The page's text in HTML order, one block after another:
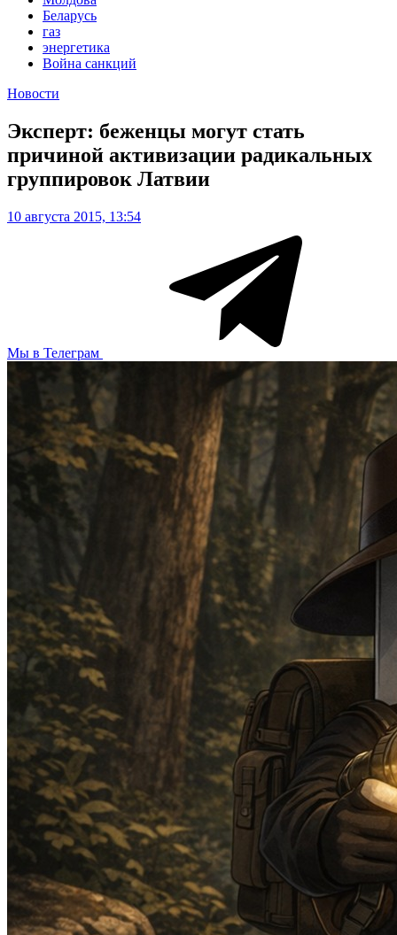
Беларусь
газ
энергетика
Война санкций
Новости
Эксперт: беженцы могут стать
причиной активизации радикальных
группировок Латвии
10 августа 2015, 13:54
Мы в Телеграм